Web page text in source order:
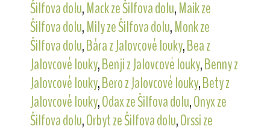
Šilfova dolu,Mack ze Šilfova dolu,Maik ze
Šilfova dolu,Mily ze Šilfova dolu,Monk ze
Šilfova dolu,Bára z Jalovcové louky,Bea z
Jalovcové louky,Benji z Jalovcové louky,Benny z
Jalovcové louky,Bero z Jalovcové louky,Bety z
Jalovcové louky,Odax ze Šilfova dolu,Onyx ze
Šilfova dolu,Orbyt ze Šilfova dolu,Orssi ze